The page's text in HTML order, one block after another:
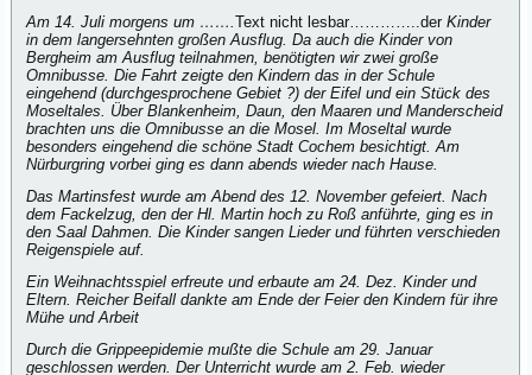
Am 14. Juli morgens um …….Text nicht lesbar…………..derKinder
in dem langersehnten großen Ausflug. Da auch die Kinder von
Bergheim am Ausflug teilnahmen, benötigten wir zwei große
Omnibusse. Die Fahrt zeigte den Kindern das in der Schule
eingehend (durchgesprochene Gebiet ?) der Eifel und ein Stück des
Moseltales. Über Blankenheim, Daun, den Maaren und Manderscheid
brachten uns die Omnibusse an die Mosel. Im Moseltal wurde
besonders eingehend die schöne Stadt Cochem besichtigt. Am
Nürburgring vorbei ging es dann abends wieder nach Hause.
Das Martinsfest wurde am Abend des 12. November gefeiert. Nach
dem Fackelzug, den der Hl. Martin hoch zu Roß anführte, ging es in
den Saal Dahmen. Die Kinder sangen Lieder und führten verschieden
Reigenspiele auf.
Ein Weihnachtsspiel erfreute und erbaute am 24. Dez. Kinder und
Eltern. Reicher Beifall dankte am Ende der Feier den Kindern für ihre
Mühe und Arbeit
Durch die Grippeepidemie mußte die Schule am 29. Januar
geschlossen werden. Der Unterricht wurde am 2. Feb. wieder